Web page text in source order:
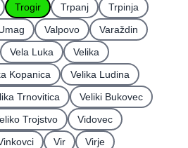
Trogir Trpanj
Trpinja
Valpovo
Varaždin
Vela Luka
Velika
Kopanica
Velika Ludina
Trnovitica
Veliki Bukovec
Trojstvo
Vidovec
Vir
Virje